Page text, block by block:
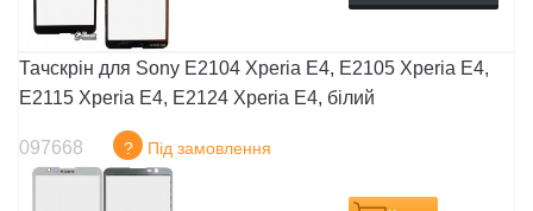
Тачскрін для Sony E2104 Xperia E4, E2105 Xperia E4,
E2115 Xperia E4, E2124 Xperia E4, білий
097668 ? Під замовлення